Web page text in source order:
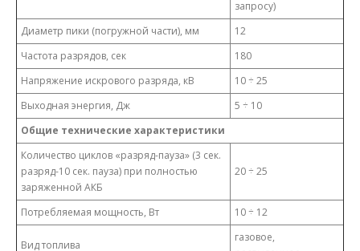
запросу)
Диаметр пики (погружной части), мм
12
Частота разрядов, сек
180
Напряжение искрового разряда, кВ
10 ÷ 25
Выходная энергия, Дж
5 ÷ 10
Общие технические характеристики
Количество циклов «разряд-пауза» (3 сек.
разряд-10 сек. пауза) при полностью
заряженной АКБ
20 ÷ 25
Потребляемая мощность, Вт 10 ÷ 12
Вид топлива
газовое,